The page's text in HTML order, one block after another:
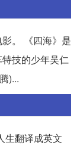
。 《四海》是
技的少年吴仁
)...
生翻译成英文